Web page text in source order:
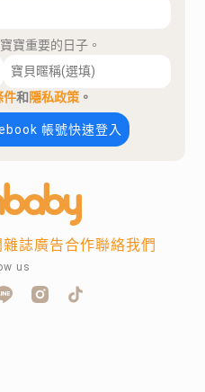
寶重要的日子。
件和隱私政策 。
帳號快速登入
誌廣告合作聯絡我們
us